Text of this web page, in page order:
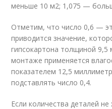
меньше 10 м2; 1,075 —
Отметим, что число 0,6 —
приводится значение,
гипсокартона толщиной 9,5
монтаже применяется
показателем 12,5
подставлять число 0,4.
Если количества деталей